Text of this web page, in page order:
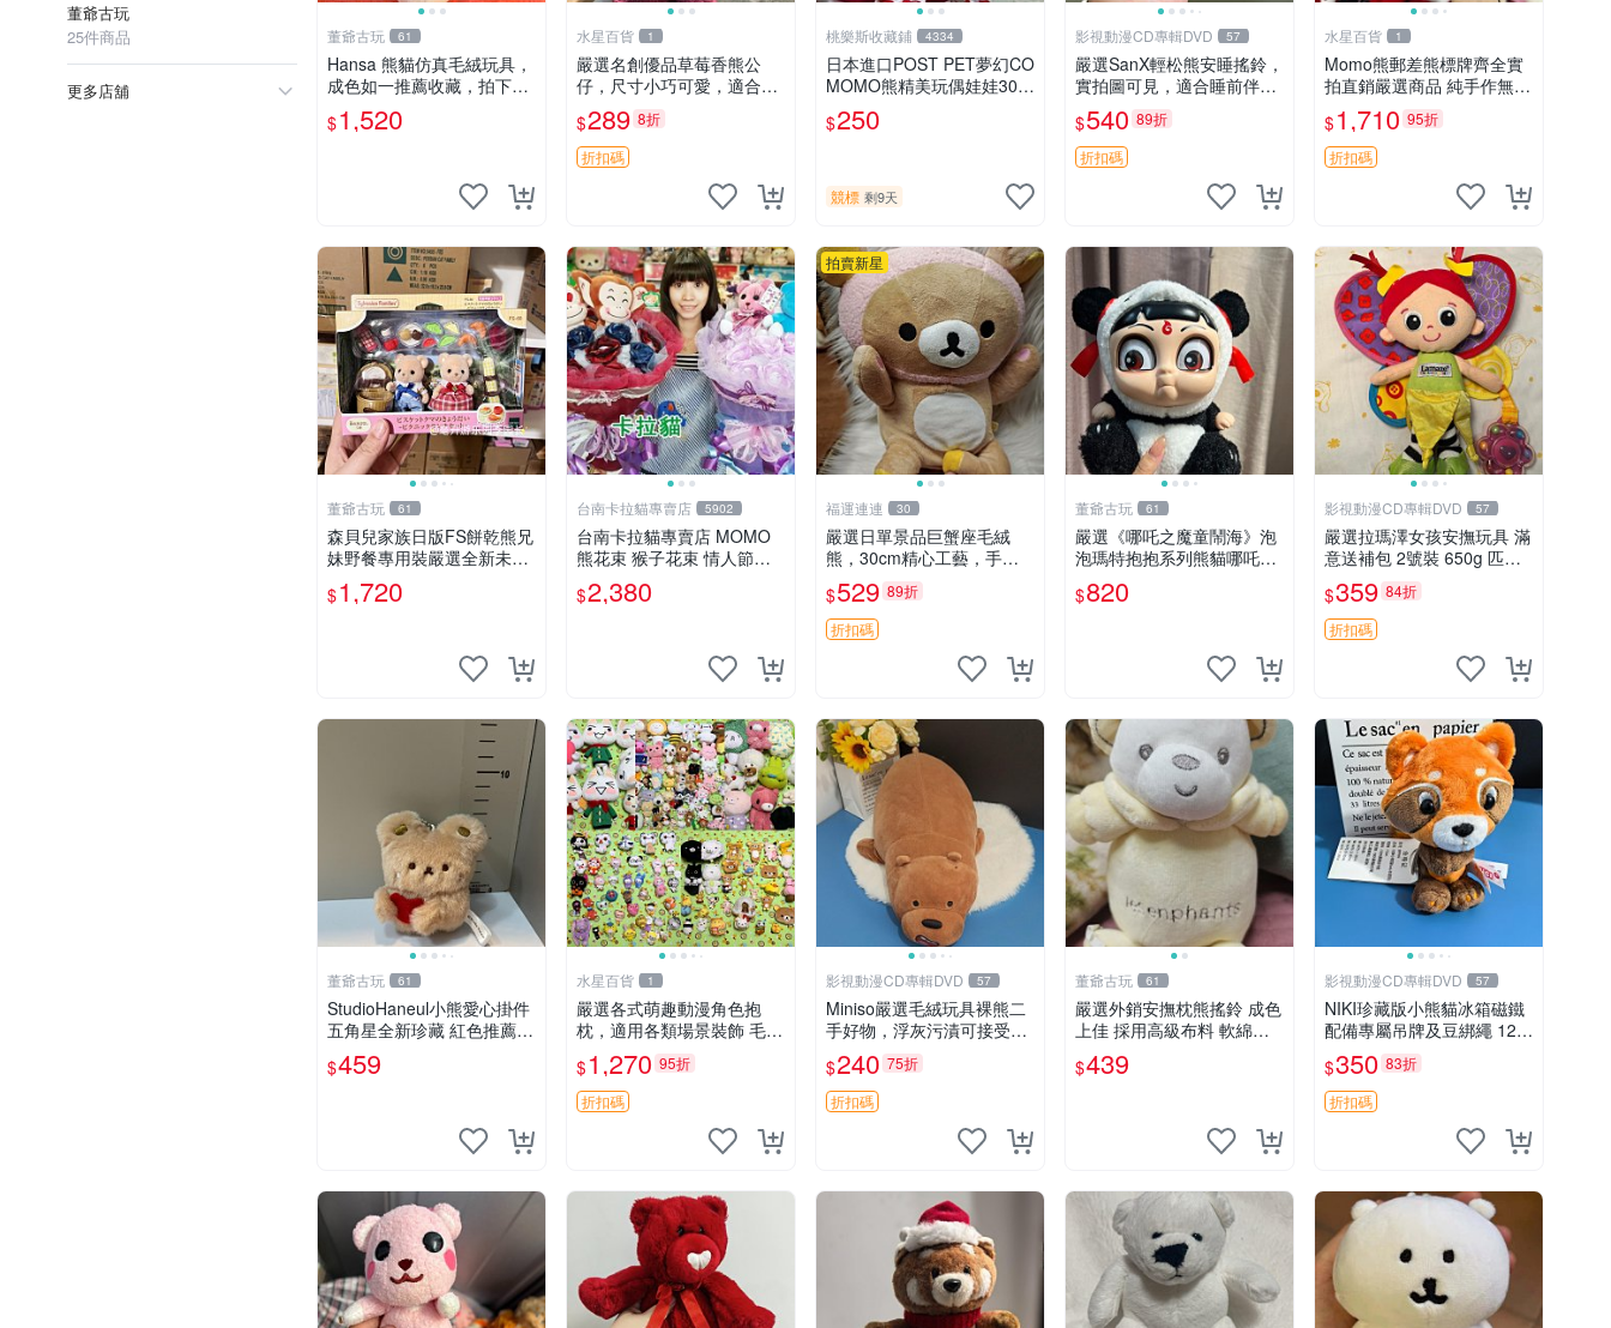
董爺古玩
25件商品
更多店舖
董爺古玩 61
Hansa 熊貓仿真毛絨玩具，
成色如一推薦收藏，拍下無
疑心 熊貓 毛絨玩具 收藏
$1,520
水星百貨 1
嚴選名創優品草莓香熊公
仔，尺寸小巧可愛，適合收
藏賞玩 30cm 玩具 公仔 草
莓熊
$289 8折
折扣碼
桃樂斯收藏鋪 4334
日本進口POST PET夢幻CO
MOMO熊精美玩偶娃娃30c
m
$250
競標 剩9天
影視動漫CD專輯DVD 57
嚴選SanX輕松熊安睡搖鈴，
實拍圖可見，適合睡前伴
侶， Picks安撫好物 0325
懸吊 電腦
$540 89折
折扣碼
水星百貨 1
Momo熊郵差熊標牌齊全實
拍直銷嚴選商品 純手作無修
圖可收藏 郵差熊 Momo熊
標牌 商品
$1,710 95折
折扣碼
董爺古玩 61
森貝兒家族日版FS餅乾熊兄
妹野餐專用裝嚴選全新未開
封，包含兩組大童款紙盒
裝，適合收藏與分享。 餅乾
$1,720
台南卡拉貓專賣店 5902
台南卡拉貓專賣店 MOMO
熊花束 猴子花束 情人節禮
物 二選一 可繡字 可今天寄
明天到
$2,380
拍賣新星
福運連連 30
嚴選日單景品巨蟹座毛絨
熊，30cm精心工藝，手感
軟糯推薦收藏送人 巨蟹座
毛絨玩具 精緻做工
$529 89折
折扣碼
董爺古玩 61
嚴選《哪吒之魔童鬧海》泡
泡瑪特抱抱系列熊貓哪吒搪
膠臉毛絨， STATE：如圖顯
示 哪吒 毛絨公仔 泡泡瑪特
$820
影視動漫CD專輯DVD 57
嚴選拉瑪澤女孩安撫玩具 滿
意送補包 2號裝 650g 匹配
嬰幼童舒壓好伴侶 女孩專用
安心選擇 安撫玩偶 衝包 玩
具
$359 84折
折扣碼
董爺古玩 61
StudioHaneul小熊愛心掛件
五角星全新珍藏 紅色推薦收
藏 玩具掛飾 掛件 新品
$459
水星百貨 1
嚴選各式萌趣動漫角色抱
枕，適用各類場景裝飾 毛絨
玩具、卡通抱枕、趣味玩偶
$1,270 95折
折扣碼
影視動漫CD專輯DVD 57
Miniso嚴選毛絨玩具裸熊二
手好物，浮灰污漬可接受。
請詳閱照片再下單，售出不
退不換。全新品相收藏推
薦。 裸熊 毛絨玩具 收藏
$240 75折
折扣碼
董爺古玩 61
嚴選外銷安撫枕熊搖鈴 成色
上佳 採用高級布料 軟綿適
合收藏 安心選購 安撫枕 熊
玩具 搖鈴
$439
影視動漫CD專輯DVD 57
NIKI珍藏版小熊貓冰箱磁鐵
配備專屬吊牌及豆綁繩 12c
m 廢品嚴選 好評推薦 小熊
貓冰箱貼 磁鐵掛件 冰箱飾
品
$350 83折
折扣碼